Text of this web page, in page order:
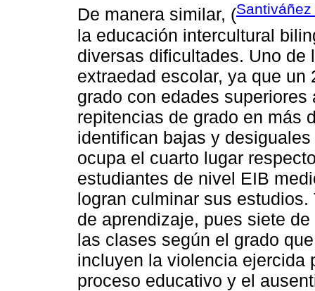
De manera similar, (
la educación intercultural
diversas dificultades. Uno
extraedad escolar, ya que
grado con edades
repitencias de grado en más
identifican bajas y
ocupa el cuarto lugar
estudiantes de nivel EIB
logran culminar sus
de aprendizaje, pues siete
las clases según el grado
incluyen la violencia ejercida
proceso educativo y el